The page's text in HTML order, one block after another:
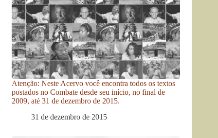
Atenção: Neste Acervo você encontra todos os textos
postados no Combate desde seu início, no final de
2009, até 31 de dezembro de 2015.
31 de dezembro de 2015